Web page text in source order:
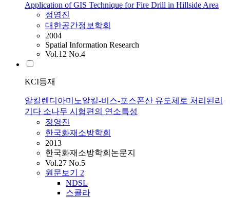
Application of GIS Technique for Fire Drill in Hillside Area
정영진
대한공간정보학회
2004
Spatial Information Research
Vol.12 No.4
KCI등재
알킬렌디아미노알킬-비스-포스폰산 유도체로 처리된리
기다 소나무 시험편의 연소특성
정영진
한국화재소방학회
2013
한국화재소방학회논문지
Vol.27 No.5
원문보기 2
NDSL
스콜라